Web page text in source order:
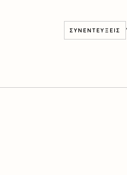
ΣΥΝΕΝΤΕΎΞΕΙΣ ,